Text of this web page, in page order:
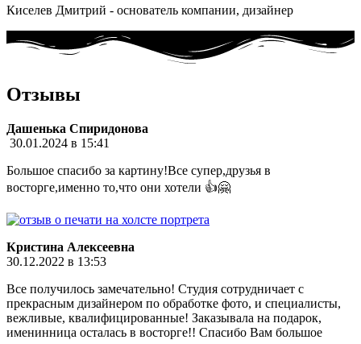
Киселев Дмитрий - основатель компании, дизайнер
Отзывы
Дашенька Спиридонова
30.01.2024 в 15:41
Большое спасибо за картину!Все супер,друзья в
восторге,именно то,что они хотели 👍🤗
Кристина Алексеевна
30.12.2022 в 13:53
Все получилось замечательно! Студия сотрудничает с
прекрасным дизайнером по обработке фото, и специалисты,
вежливые, квалифицированные! Заказывала на подарок,
именинница осталась в восторге!! Спасибо Вам большое